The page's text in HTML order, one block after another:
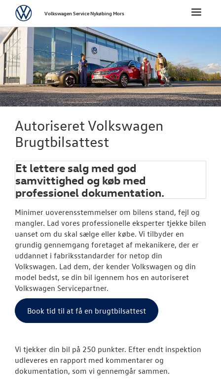
BRUGTE BILER
TILBEHØR
Koncepter og
Volkswagen
Toggle
VolkswagenVolkswagen Service Nykøbing Mors
Autoriseret Volkswagen
Brugtbilsattest
Et lettere salg med god
samvittighed og køb med
professionel dokumentation.
Minimer uoverensstemmelser om bilens stand, fejl og
mangler. Lad vores professionelle eksperter tjekke bilen
uanset om du skal sælge eller købe. Vi tilbyder en
grundig gennemgang foretaget af mekanikere, der er
uddannet i fabriksstandarder for netop din
Volkswagen. Lad dem, der kender Volkswagen og din
model bedst, se din bil igennem hos en autoriseret
Volkswagen Servicepartner.
Book tid til at få en brugtbilsattest
Vi tjekker din bil på 250 punkter. Efter endt inspektion
udleveres en rapport med kommentarer og
dokumentation, som vi gennemgår sammen.